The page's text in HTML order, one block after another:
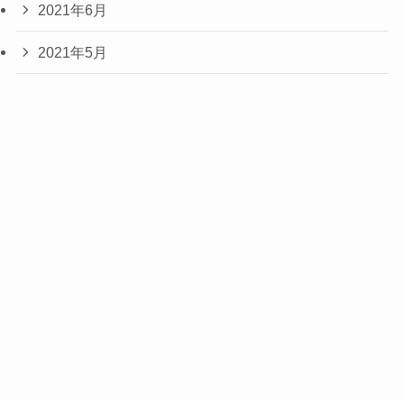
2021年6月
2021年5月